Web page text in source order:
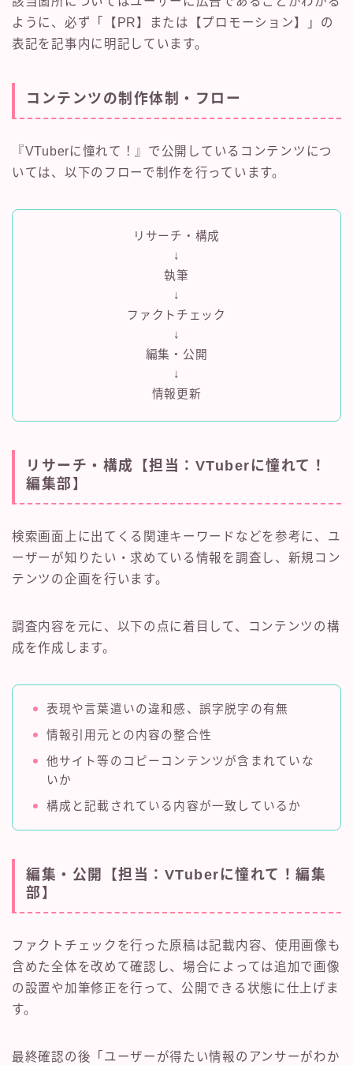
ように、必ず「【PR】または【プロモーション】」の
表記を記事内に明記しています。
コンテンツの制作体制・フロー
『VTuberに憧れて！』で公開しているコンテンツにつ
いては、以下のフローで制作を行っています。
リサーチ・構成
↓
執筆
↓
ファクトチェック
↓
編集・公開
↓
情報更新
リサーチ・構成【担当：VTuberに憧れて！
編集部】
検索画面上に出てくる関連キーワードなどを参考に、ユ
ーザーが知りたい・求めている情報を調査し、新規コン
テンツの企画を行います。
調査内容を元に、以下の点に着目して、コンテンツの構
成を作成します。
表現や言葉遣いの違和感、誤字脱字の有無
情報引用元との内容の整合性
他サイト等のコピーコンテンツが含まれていな
いか
構成と記載されている内容が一致しているか
編集・公開【担当：VTuberに憧れて！編集
部】
ファクトチェックを行った原稿は記載内容、使用画像も
含めた全体を改めて確認し、場合によっては追加で画像
の設置や加筆修正を行って、公開できる状態に仕上げま
す。
最終確認の後「ユーザーが得たい情報のアンサーがわか